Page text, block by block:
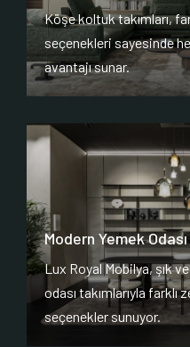
Köşe koltuk takımları,
seçenekleri sayesinde
avantajı sunar.
Modern Yemek Odası
Lux Royal Mobilya, şık
odası takımlarıyla
seçenekler sunuyor.